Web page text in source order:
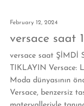
February 12, 2024
versace saat 1
versace saat ŞİMDİ
TIKLAYIN Versace:
Moda dünyasının
Versace, benzersiz